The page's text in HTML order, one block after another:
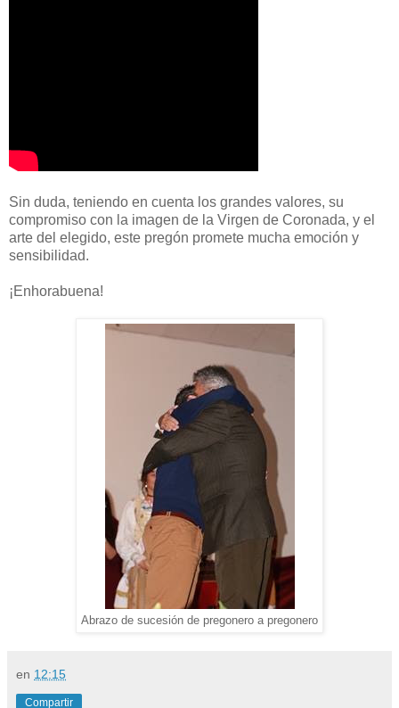
Sin duda, teniendo en cuenta los grandes valores, su
compromiso con la imagen de la Virgen de Coronada, y el
arte del elegido, este pregón promete mucha emoción y
sensibilidad.
¡Enhorabuena!
Abrazo de sucesión de pregonero a pregonero
en 12:15
Compartir